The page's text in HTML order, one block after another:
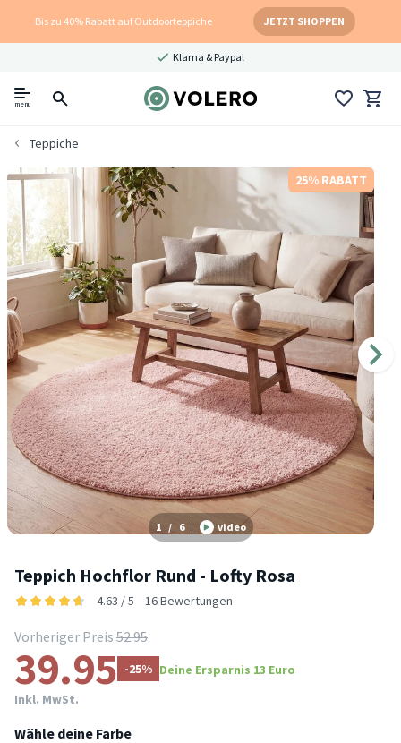
Bis zu 40% Rabatt auf Outdoorteppiche JETZT SHOPPEN
Klarna & Paypal
menu
Teppiche
25% RABATT
1 / 6 video
Teppich Hochflor Rund - Lofty Rosa
4.63 / 5 16 Bewertungen
Vorheriger Preis 52.95
39.95 -25% Deine Ersparnis 13 Euro
Inkl. MwSt.
Wähle deine Farbe